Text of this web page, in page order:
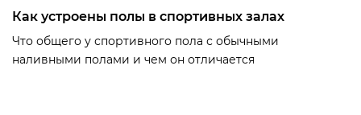
Как устроены полы в спортивных залах
Что общего у спортивного пола с обычными
наливными полами и чем он отличается